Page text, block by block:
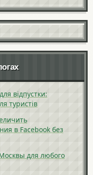
відпустки:
туристів
в Facebook без
для любого